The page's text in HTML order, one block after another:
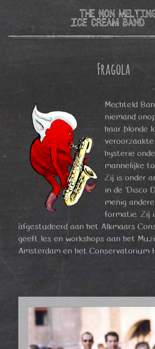
Fragola
Mechteld
niemand
haar blonde
hysterie
mannelijke
Zij is onder
in de ‘Disco
menig
formatie. Zij
afgestudeerd aan het Alkmaars
geeft les en workshops aan het
Amsterdam en het Conservatorium